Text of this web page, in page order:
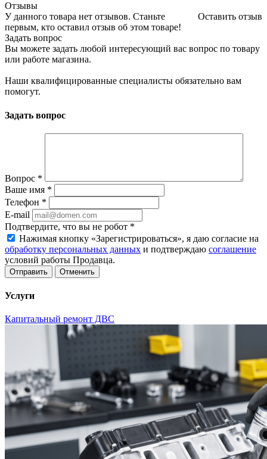
Отзывы
Оставить отзыв
У данного товара нет отзывов. Станьте
первым, кто оставил отзыв об этом товаре!
Задать вопрос
Вы можете задать любой интересующий вас вопрос по товару
или работе магазина.
Наши квалифицированные специалисты обязательно вам
помогут.
Задать вопрос
Вопрос *
Ваше имя *
Телефон *
E-mail
Подтвердите, что вы не робот *
Нажимая кнопку «Зарегистрироваться», я даю согласие на
обработку персональных данных и подтверждаю соглашение
условий работы Продавца.
Отменить
Услуги
Капитальный ремонт ДВС